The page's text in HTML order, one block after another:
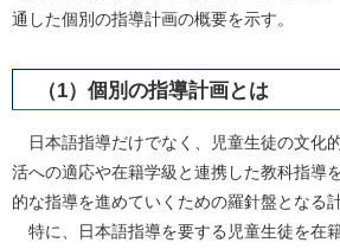
通した個別の指導計画の概要を示す。
（1）個別の指導計画とは
日本語指導だけでなく、児童生徒の文化
活への適応や在籍学級と連携した教科指導
的な指導を進めていくための羅針盤となる
特に、日本語指導を要する児童生徒を在